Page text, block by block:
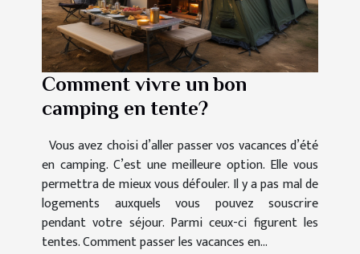
Comment vivre un bon
camping en tente?
Vous avez choisi d’aller passer vos vacances d’été
en camping. C’est une meilleure option. Elle vous
permettra de mieux vous défouler. Il y a pas mal de
logements auxquels vous pouvez souscrire
pendant votre séjour. Parmi ceux-ci figurent les
tentes. Comment passer les vacances en...